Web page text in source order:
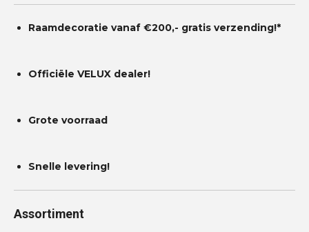
Raamdecoratie vanaf €200,- gratis verzending!*
Officiële VELUX dealer!
Grote voorraad
Snelle levering!
Assortiment